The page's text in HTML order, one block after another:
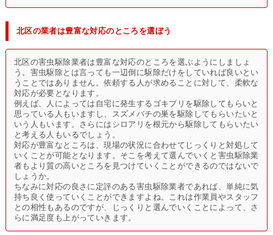
北区の業者は豊富な対応のところを選ぼう
北区の害虫駆除業者は豊富な対応のところを選ぶようにしましょ
う。害虫駆除とは言っても一辺倒に駆除だけをしていれば良いとい
うことではありません。依頼する人が求めることに対して、柔軟な
対応が必要となります。
例えば、人によっては自宅に発生するゴキブリを駆除してもらいと
思っている人もいますし、スズメバチの巣を駆除してもらいたいと
いう人もいます。さらにはシロアリを根元から駆除してもらいたい
と考える人もいるでしょう。
対応が豊富なところは、現場の状況に合わせてじっくりと対処して
いくことが可能となります。そこを考えて選んでいくと害虫駆除業
者もより質の高いところを見つけていくことができるのではないで
しょうか。
ちなみに対応の良さに定評のある害虫駆除業者であれば、単純に気
持ち良く使っていくことができますよね。これは作業員やスタッフ
との相性もあるのですが、じっくりと選んでいくことによって、さ
らに満足度も上がっていきます。